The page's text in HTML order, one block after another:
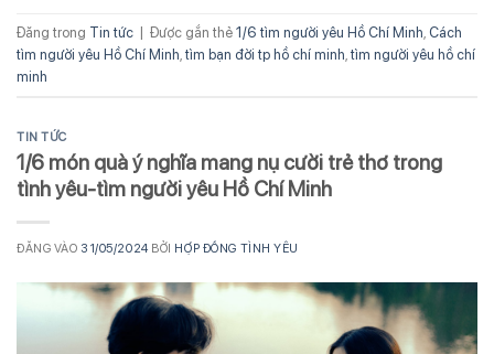
Đăng trong Tin tức | Được gắn thẻ 1/6 tìm người yêu Hồ Chí Minh Cách
tìm người yêu Hồ Chí Minh tìm bạn đời tp hồ chí minh tìm người yêu hồ chí
minh
TIN TỨC
1/6 món quà ý nghĩa mang nụ cười trẻ thơ trong
tình yêu-tìm người yêu Hồ Chí Minh
ĐĂNG VÀO 31/05/2024 BỞI HỢP ĐỒNG TÌNH YÊU